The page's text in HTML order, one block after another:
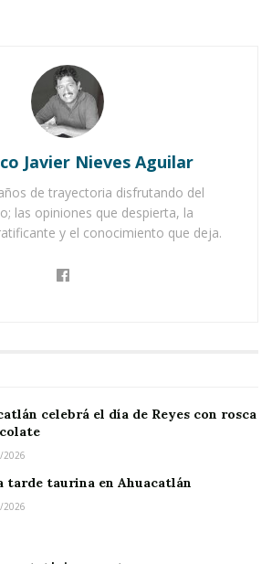
el día de Reyes con rosca y
en Ahuacatlán
Javier Nieves Aguilar
de trayectoria disfrutando del
las opiniones que despierta, la
y el conocimiento que deja.
celebrá el día de Reyes con rosca
2026
tarde taurina en Ahuacatlán
2026